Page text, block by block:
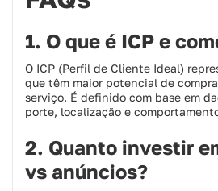
1. O que é ICP e
O ICP (Perfil de Cliente Ideal)
que têm maior potencial de
serviço. É definido com base em
porte, localização e
2. Quanto investir
vs anúncios?